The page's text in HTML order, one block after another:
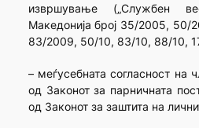
извршување („Службен
Македонија број 35/2005,
83/2009, 50/10, 83/10, 88/10,
– меѓусебната согласност на
од Законот за парничната
од Законот за заштита на